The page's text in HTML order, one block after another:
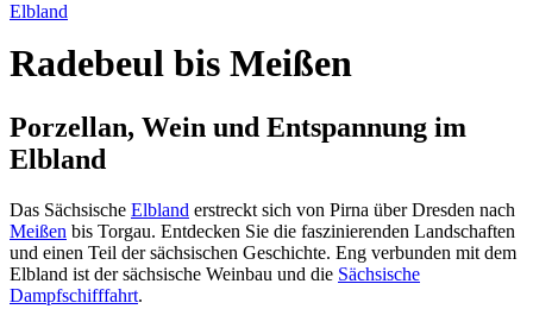
Elbland
Radebeul bis Meißen
Porzellan, Wein und Entspannung im
Elbland
Das Sächsische Elbland erstreckt sich von Pirna über Dresden nach
Meißen bis Torgau. Entdecken Sie die faszinierenden Landschaften
und einen Teil der sächsischen Geschichte. Eng verbunden mit dem
Elbland ist der sächsische Weinbau und die Sächsische
Dampfschifffahrt.